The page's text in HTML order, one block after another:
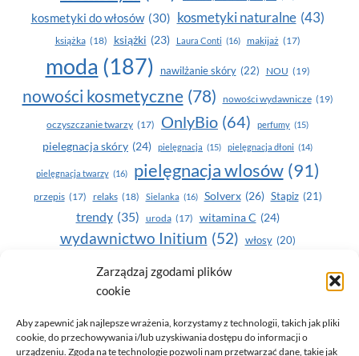
Zarządzaj zgodami plików
cookie
Aby zapewnić jak najlepsze wrażenia, korzystamy z technologii, takich jak pliki
cookie, do przechowywania i/lub uzyskiwania dostępu do informacji o
urządzeniu. Zgoda na te technologie pozwoli nam przetwarzać dane, takie jak
kosmetyki do włosów (30) kosmetyki naturalne (43)
książka (18) książki (23) Laura Conti (16) makijaż (17)
moda (187) nawilżanie skóry (22) NOU (19)
nowości kosmetyczne (78) nowości wydawnicze (19)
oczyszczanie twarzy (17) OnlyBio (64) perfumy (15)
pielegnacja skóry (24) pielęgnacja (15) pielęgnacja dłoni (14)
pielęgnacja twarzy (16) pielęgnacja wlosów (91)
przepis (17) relaks (18) Sielanka (16) Solverx (26) Stapiz (21)
trendy (35) uroda (17) witamina C (24)
wydawnictwo Initium (52) włosy (20)
Yasumi(164) zdrowe zęby
zdrowie